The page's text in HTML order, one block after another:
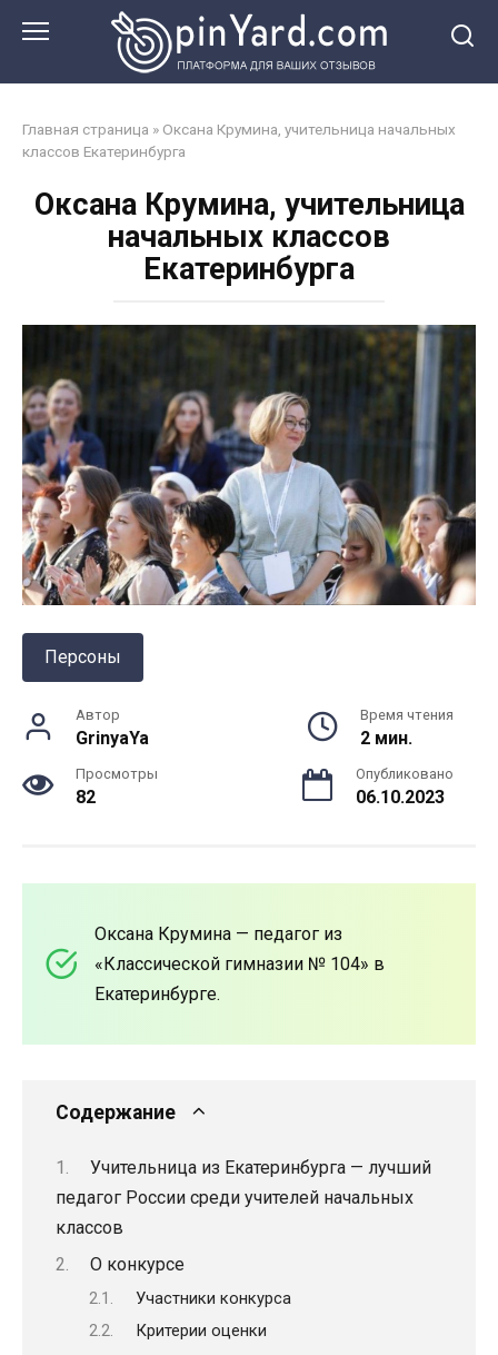
Главная страница » Оксана Крумина, учительница начальных
классов Екатеринбурга
Оксана Крумина, учительница
начальных классов
Екатеринбурга
Персоны
Автор
GrinyaYa
Время чтения
2 мин.
Просмотры
82
Опубликовано
06.10.2023
Оксана Крумина — педагог из
«Классической гимназии № 104» в
Екатеринбурге.
Содержание
Учительница из Екатеринбурга — лучший
педагог России среди учителей начальных
классов
О конкурсе
Участники конкурса
Критерии оценки